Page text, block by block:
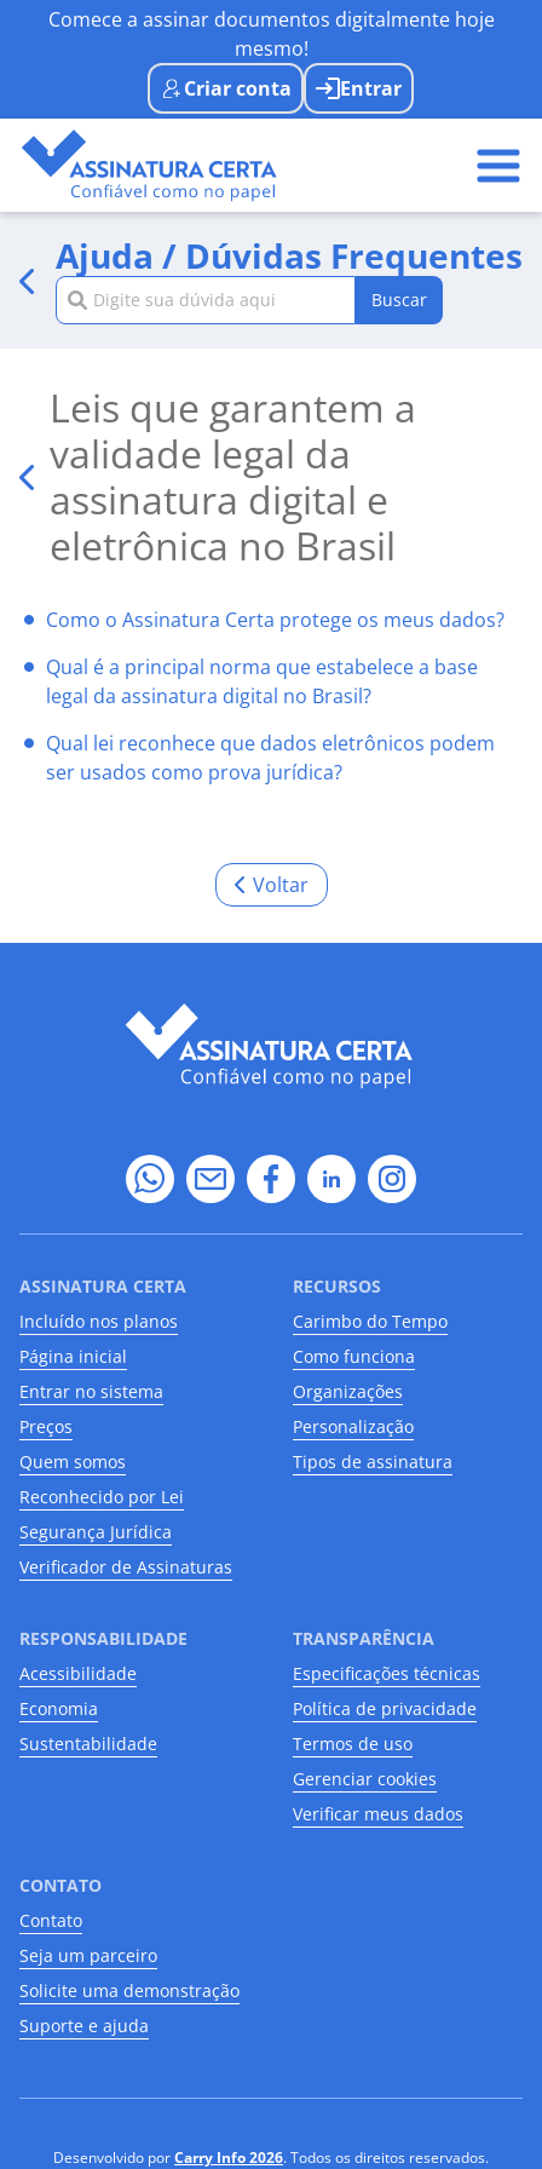
Comece a assinar documentos digitalmente hoje
mesmo!
Criar conta
Entrar
Ajuda / Dúvidas Frequentes
Buscar
Leis que garantem a
validade legal da
assinatura digital e
eletrônica no Brasil
Como o Assinatura Certa protege os meus dados?
Qual é a principal norma que estabelece a base
legal da assinatura digital no Brasil?
Qual lei reconhece que dados eletrônicos podem
ser usados como prova jurídica?
Voltar
ASSINATURA CERTA
Incluído nos planos
Página inicial
Entrar no sistema
Preços
Quem somos
Reconhecido por Lei
Segurança Jurídica
Verificador de Assinaturas
RECURSOS
Carimbo do Tempo
Como funciona
Organizações
Personalização
Tipos de assinatura
RESPONSABILIDADE
Acessibilidade
Economia
Sustentabilidade
TRANSPARÊNCIA
Especificações técnicas
Política de privacidade
Termos de uso
Gerenciar cookies
Verificar meus dados
CONTATO
Contato
Seja um parceiro
Solicite uma demonstração
Suporte e ajuda
Desenvolvido porCarry Info 2026. Todos os direitos reservados.